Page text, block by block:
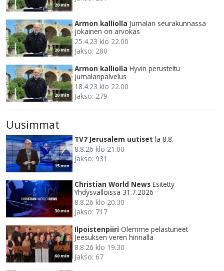
20 min
20 min
Armon kalliolla Jumalan seurakunnassa
jokainen on arvokas
25.4.23 klo 22.00
Jakso: 280
20 min
Armon kalliolla Hyvin perusteltu
jumalanpalvelus
18.4.23 klo 22.00
Jakso: 279
Uusimmat
15 min
TV7 Jerusalem uutiset la 8.8.
8.8.26 klo 21.00
Jakso: 931
30 min
Christian World News Esitetty
Yhdysvalloissa 31.7.2026
8.8.26 klo 20.30
Jakso: 717
60 min
Ilpoistenpiiri Olemme pelastuneet
Jeesuksen veren hinnalla
8.8.26 klo 19.30
Jakso: 67